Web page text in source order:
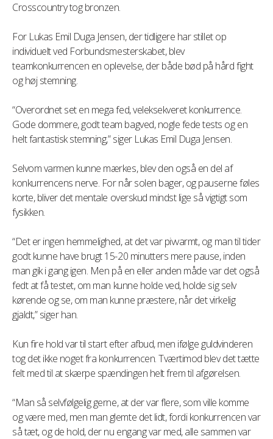
Crosscountry tog bronzen.
For Lukas Emil Duga Jensen, der tidligere har stillet op
individuelt ved Forbundsmesterskabet, blev
teamkonkurrencen en oplevelse, der både bød på hård fight
og høj stemning.
“Overordnet set en mega fed, veleksekveret konkurrence.
Gode dommere, godt team bagved, nogle fede tests og en
helt fantastisk stemning,” siger Lukas Emil Duga Jensen.
Selvom varmen kunne mærkes, blev den også en del af
konkurrencens nerve. For når solen bager, og pauserne føles
korte, bliver det mentale overskud mindst lige så vigtigt som
fysikken.
“Det er ingen hemmelighed, at det var pivvarmt, og man til tider
godt kunne have brugt 15-20 minutters mere pause, inden
man gik i gang igen. Men på en eller anden måde var det også
fedt at få testet, om man kunne holde ved, holde sig selv
kørende og se, om man kunne præstere, når det virkelig
gjaldt,” siger han.
Kun fire hold var til start efter afbud, men ifølge guldvinderen
tog det ikke noget fra konkurrencen. Tværtimod blev det tætte
felt med til at skærpe spændingen helt frem til afgørelsen.
“Man så selvfølgelig gerne, at der var flere, som ville komme
og være med, men man glemte det lidt, fordi konkurrencen var
så tæt, og de hold, der nu engang var med, alle sammen var